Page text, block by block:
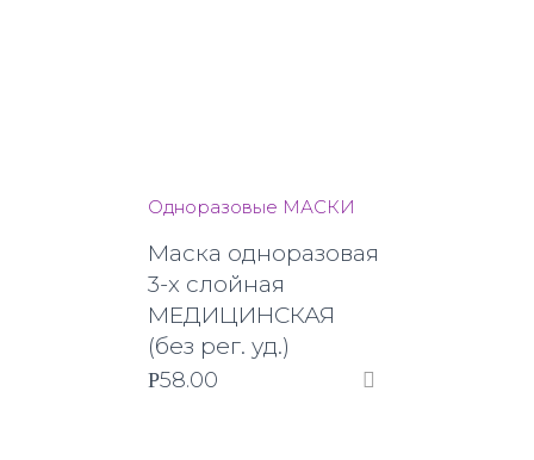
Одноразовые МАСКИ
Маска одноразовая
3-х слойная
МЕДИЦИНСКАЯ
(без рег. уд.)
Р58.00